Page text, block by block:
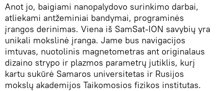
Anot jo, baigiami nanopalydovo surinkimo darbai,
atliekami antžeminiai bandymai, programinės
įrangos derinimas. Viena iš SamSat-ION savybių yra
unikali mokslinė įranga. Jame bus navigacijos
imtuvas, nuotolinis magnetometras ant originalaus
dizaino strypo ir plazmos parametrų jutiklis, kurį
kartu sukūrė Samaros universitetas ir Rusijos
mokslų akademijos Taikomosios fizikos institutas.